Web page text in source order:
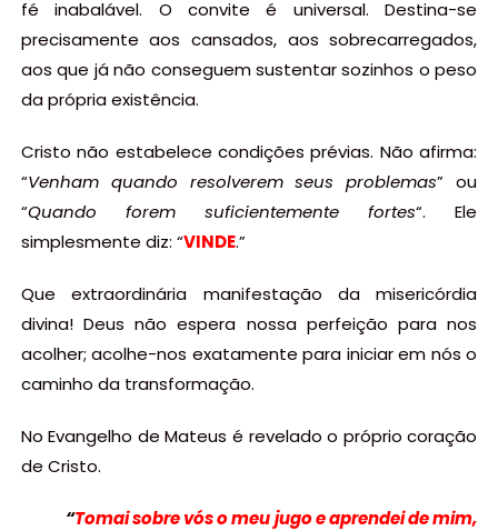
fé inabalável. O convite é universal. Destina-se
precisamente aos cansados, aos sobrecarregados,
aos que já não conseguem sustentar sozinhos o peso
da própria existência.
Cristo não estabelece condições prévias. Não afirma:
“Venham quando resolverem seus problemas” ou
“Quando forem suficientemente fortes“. Ele
simplesmente diz: “VINDE.”
Que extraordinária manifestação da misericórdia
divina! Deus não espera nossa perfeição para nos
acolher; acolhe-nos exatamente para iniciar em nós o
caminho da transformação.
No Evangelho de Mateus é revelado o próprio coração
de Cristo.
“Tomai sobre vós o meu jugo e aprendei de mim,